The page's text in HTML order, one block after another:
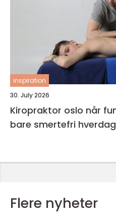
inspiration
30. July 2026
Kiropraktor oslo når funksjon betyr mer enn
bare smertefri hverdag
Flere nyheter